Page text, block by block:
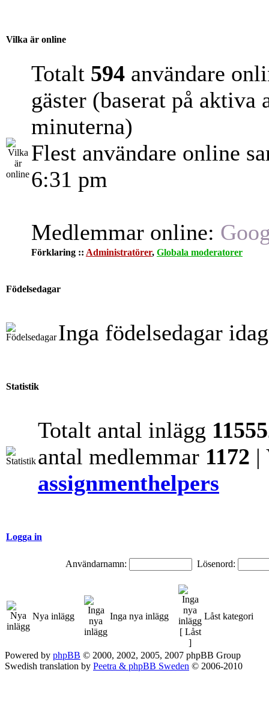
Vilka är online
Totalt 594 användare
gäster (baserat på aktiva
minuterna)
Flest användare online
6:31 pm
Medlemmar online:
Förklaring :: Administratörer, Globala moderatorer
Födelsedagar
Inga födelsedagar
Statistik
Totalt antal inlägg
antal medlemmar 1172 |
assignmenthelpers
Logga in
Användarnamn: Lösenord:
Nya inlägg Inga nya inlägg Låst kategori
Powered by phpBB © 2000, 2002, 2005, 2007 phpBB Group
Swedish translation by Peetra & phpBB Sweden © 2006-2010